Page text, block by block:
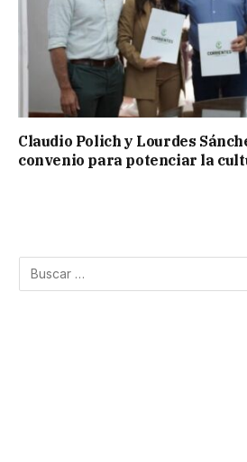
Claudio Polich y Lourdes
convenio para potenciar la